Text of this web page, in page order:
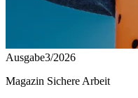
Ausgabe3/2026
Magazin Sichere Arbeit